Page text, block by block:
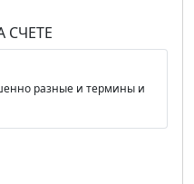
СЧЕТЕ
разные и термины и